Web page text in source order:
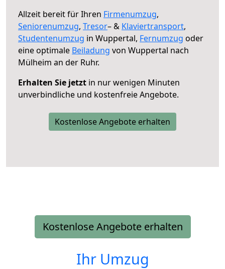
Allzeit bereit für Ihren Firmenumzug,
Seniorenumzug, Tresor– & Klaviertransport,
Studentenumzug in Wuppertal, Fernumzug oder
eine optimale Beiladung von Wuppertal nach
Mülheim an der Ruhr.
Erhalten Sie jetzt in nur wenigen Minuten
unverbindliche und kostenfreie Angebote.
Kostenlose Angebote erhalten
Kostenlose Angebote erhalten
Ihr Umzug